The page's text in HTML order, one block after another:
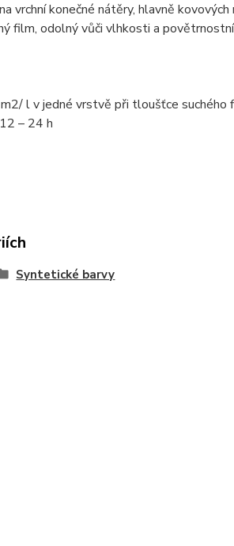
vrchní konečné nátěry, hlavně
film, odolný vůči vlhkosti a
l v jedné vrstvě při tloušťce suchého
– 24 h
Syntetické barvy